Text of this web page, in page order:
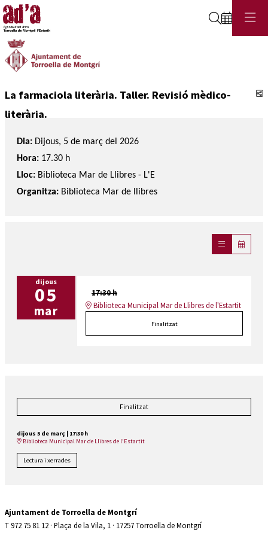
Cerca
La farmaciola literària. Taller. Revisió mèdico-
literària.
Dia: Dijous, 5 de març del 2026
Hora: 17.30 h
Lloc: Biblioteca Mar de Llibres - L'E
Organitza: Biblioteca Mar de llibres
dijous
05
mar
17:30 h
Biblioteca Municipal Mar de Llibres de l'Estartit
Finalitzat
Finalitzat
dijous 5 de març
17:30 h
Biblioteca Municipal Mar de Llibres de l'Estartit
Lectura i xerrades
Ajuntament de Torroella de Montgrí
T 972 75 81 12 · Plaça de la Vila, 1 · 17257 Torroella de Montgrí